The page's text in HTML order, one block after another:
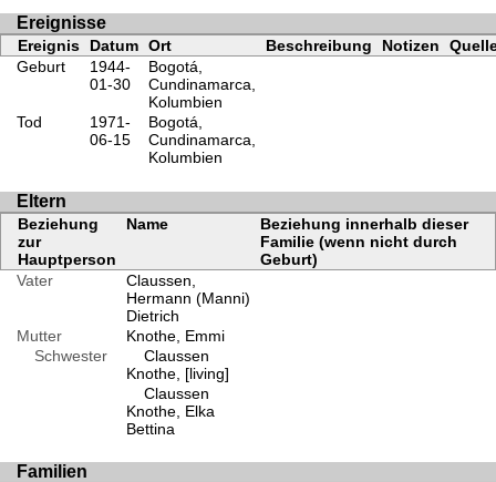
Ereignisse
Ereignis Datum Ort Beschreibung Notizen
Geburt
1944-
01-30
Bogotá,
Cundinamarca,
Kolumbien
Tod
1971-
06-15
Bogotá,
Cundinamarca,
Kolumbien
Eltern
Beziehung
zur
Hauptperson
Name
Beziehung innerhalb dieser
Familie (wenn nicht durch
Geburt)
Vater
Claussen,
Hermann (Manni)
Dietrich
Mutter
Knothe, Emmi
Schwester
Claussen
Knothe, [living]
Claussen
Knothe, Elka
Bettina
Familien